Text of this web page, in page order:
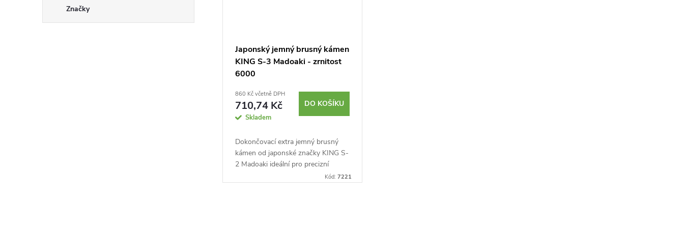
Značky
Japonský jemný brusný kámen
KING S-3 Madoaki - zrnitost
6000
860 Kč včetně DPH
710,74 Kč
Skladem
DO KOŠÍKU
Dokončovací extra jemný brusný
kámen od japonské značky KING S-
2 Madoaki ideální pro precizní
ostření kuchyňských nožů, ale i
Kód:7221